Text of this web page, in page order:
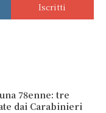
Iscritti
78enne: tre
dai Carabinieri